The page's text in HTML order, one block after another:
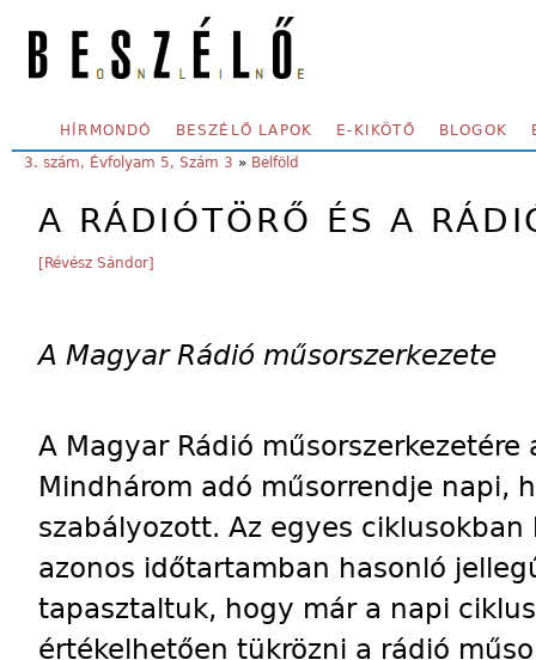
SECONDARY MENU
HÍRMONDÓ BESZÉLŐ LAPOK E-KIKÖTŐ BLOGOK
YOU ARE HERE:
3. szám, Évfolyam 5, Szám 3 » Belföld
A RÁDIÓTÖRŐ ÉS A
[Révész Sándor]
A Magyar Rádió műsorszerkezete
A Magyar Rádió műsorszerkezetére
Mindhárom adó műsorrendje napi,
szabályozott. Az egyes ciklusokban
azonos időtartamban hasonló
tapasztaltuk, hogy már a napi
értékelhetően tükrözni a rádió